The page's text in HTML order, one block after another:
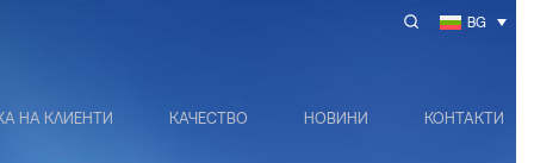
BG
НА КЛИЕНТИ КАЧЕСТВО НОВИНИ КОНТАКТИ